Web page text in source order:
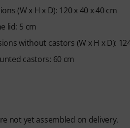
(W x H x D): 120 x 40 x 40 cm
lid: 5 cm
without castors (W x H x D):
castors: 60 cm
not yet assembled on delivery.